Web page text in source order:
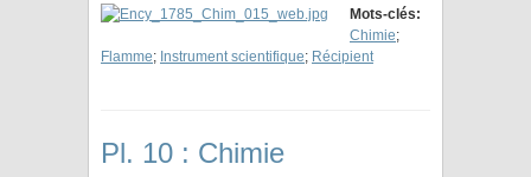
Mots-clés:
Chimie;
Flamme; Instrument scientifique; Récipient
Pl. 10 : Chimie